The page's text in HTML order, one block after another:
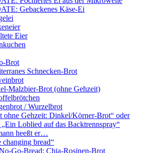
Gebackenes Käse-Ei
Eier
Brot
Schnecken-Brot
Malzbier-Brot (ohne Gehzeit)
/ Wurzelbrot
ohne Gehzeit: Dinkel/Körner-Brot“ oder
„Ein Loblied auf das Backtrennspray“
heeßt er…
changing bread“
Go-Bread: Chia-Rosinen-Brot